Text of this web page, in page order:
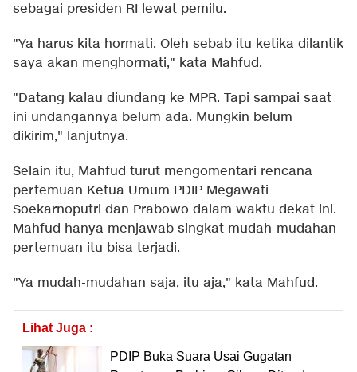
sebagai presiden RI lewat pemilu.
"Ya harus kita hormati. Oleh sebab itu ketika dilantik
saya akan menghormati," kata Mahfud.
"Datang kalau diundang ke MPR. Tapi sampai saat
ini undangannya belum ada. Mungkin belum
dikirim," lanjutnya.
Selain itu, Mahfud turut mengomentari rencana
pertemuan Ketua Umum PDIP Megawati
Soekarnoputri dan Prabowo dalam waktu dekat ini.
Mahfud hanya menjawab singkat mudah-mudahan
pertemuan itu bisa terjadi.
"Ya mudah-mudahan saja, itu aja," kata Mahfud.
Lihat Juga :
PDIP Buka Suara Usai Gugatan